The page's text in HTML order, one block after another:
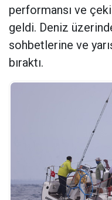
performansı ve
geldi. Deniz
sohbetlerine ve
bıraktı.